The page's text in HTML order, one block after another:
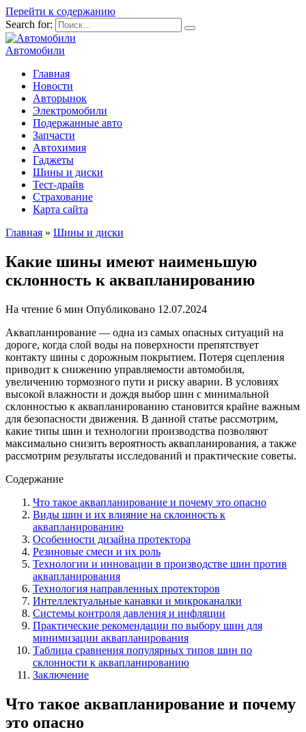
Перейти к содержанию
Search for:
Автомобили
Главная
Новости
Авторынок
Электромобили
Подержанные авто
Запчасти
Автохимия
Гаджеты
Шины и диски
Тест-драйв
Страхование
Карта сайта
Главная » Шины и диски
Какие шины имеют наименьшую
склонность к аквапланированию
На чтение 6 мин Опубликовано 12.07.2024
Аквапланирование — одна из самых опасных ситуаций на
дороге, когда слой воды на поверхности препятствует
контакту шины с дорожным покрытием. Потеря сцепления
приводит к снижению управляемости автомобиля,
увеличению тормозного пути и риску аварии. В условиях
высокой влажности и дождя выбор шин с минимальной
склонностью к аквапланированию становится крайне важным
для безопасности движения. В данной статье рассмотрим,
какие типы шин и технологии производства позволяют
максимально снизить вероятность аквапланирования, а также
рассмотрим результаты исследований и практические советы.
Содержание
Что такое аквапланирование и почему это опасно
Виды шин и их влияние на склонность к
аквапланированию
Особенности дизайна протектора
Резиновые смеси и их роль
Технологии и инновации в производстве шин против
аквапланирования
Технология направленных протекторов
Интеллектуальные канавки и микроканалки
Системы контроля давления и инфляции
Практические рекомендации по выбору шин для
минимизации аквапланирования
Таблица сравнения популярных типов шин по
склонности к аквапланированию
Заключение
Что такое аквапланирование и почему
это опасно